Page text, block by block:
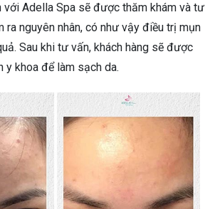
với Adella Spa sẽ được thăm khám và tư
ra nguyên nhân, có như vậy điều trị mụn
Sau khi tư vấn, khách hàng sẽ được
y khoa để làm sạch da.